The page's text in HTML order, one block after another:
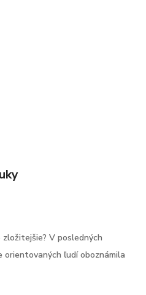
V posledných
orientovaných ľudí oboznámila